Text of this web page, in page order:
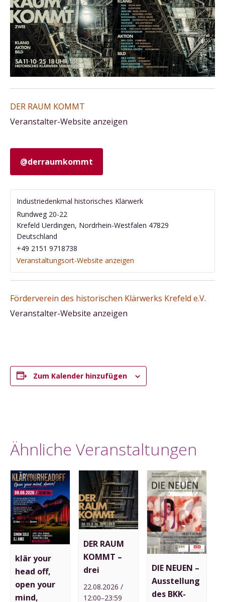
DER RAUM KOMMT
Veranstalter-Website anzeigen
@derraumkommt
Industriedenkmal historisches Klärwerk
Rundweg 20-22
Krefeld Uerdingen, Nordrhein-Westfalen 47829
Deutschland
‭+49 2151 9718738‬
Veranstaltungsort-Website anzeigen
Förderverein des historischen Klärwerks Krefeld e.V.
Veranstalter-Website anzeigen
Zum Kalender hinzufügen
Ähnliche Veranstaltungen
klär your
head off,
open your
mind,
DER RAUM
KOMMT –
drei
22.08.2026 /
12:00–23:59
DIE NEUEN –
Ausstellung
des BKK-